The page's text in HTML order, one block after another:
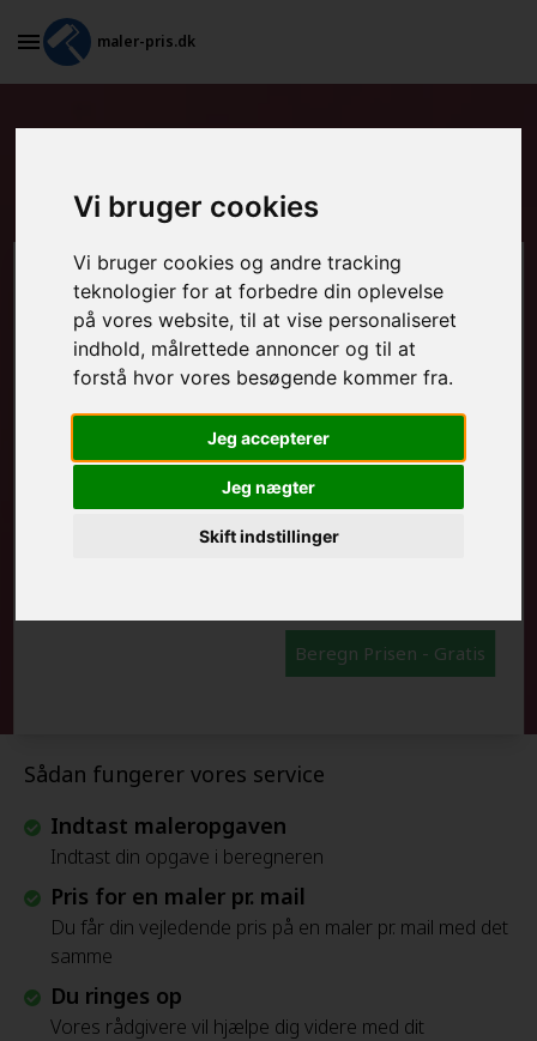
Vi bruger cookies
Vi bruger cookies og andre tracking
teknologier for at forbedre din oplevelse
på vores website, til at vise personaliseret
indhold, målrettede annoncer og til at
forstå hvor vores besøgende kommer fra.
Jeg accepterer
Jeg nægter
Skift indstillinger
maler-pris.dk
vægge i Skals
Sådan fungerer vores service
Indtast maleropgaven
Indtast din opgave i beregneren
Pris for en maler pr. mail
Du får din vejledende pris på en maler pr. mail med det
samme
Du ringes op
Vores rådgivere vil hjælpe dig videre med dit
Beregn prisen her
MALEROPGAVER - INDVENDIGT:
MALEROPGAVER - UDVENDIGT:
FRAFLYTNINGSPAKKE:
Beregn Prisen - Gratis